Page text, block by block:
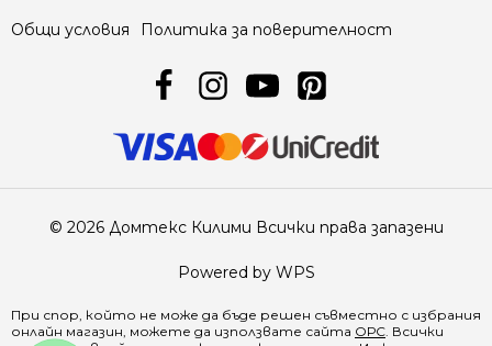
Общи условия Политика за поверителност
© 2026 Домтекс Килими Всички права запазени
Powered by WPS
При спор, който не може да бъде решен съвместно с избрания
онлайн магазин, можете да използвате сайта ОРС. Всички